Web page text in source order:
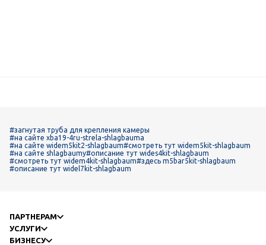
#загнутая труба для крепления камеры
#на сайте xba19-4ru-strela-shlagbauma
#на сайте widem5kit2-shlagbaum#смотреть тут widem5kit-shlagbaum
#на сайте shlagbaumy#описание тут wides4kit-shlagbaum
#смотреть тут widem4kit-shlagbaum#здесь m5bar5kit-shlagbaum
#описание тут widel7kit-shlagbaum
ПАРТНЕРАМ
УСЛУГИ
БИЗНЕСУ